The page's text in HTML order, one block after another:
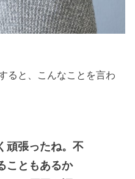
ると、こんなことを言わ
頑張ったね。不
こともあるか